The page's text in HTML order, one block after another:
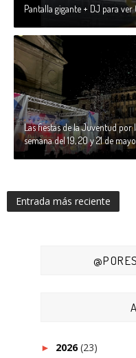
Pantalla gigante + DJ para ver
Las fiestas de la Juventud
semana del 19, 20 y 21 de mayo
Entrada más reciente
► 2026(23)